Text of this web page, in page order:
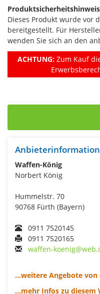
Dieses Produkt wurde vor
bereitgestellt. Für
wenden Sie sich an den
ACHTUNG:Zum Kauf
Waffen-König
Norbert König
Hummelstr. 70
90768 Fürth (Bayern)
0911 7520145
0911 7520165
waffen-
...weitere Angebote von
...mehr Infos zu diesem